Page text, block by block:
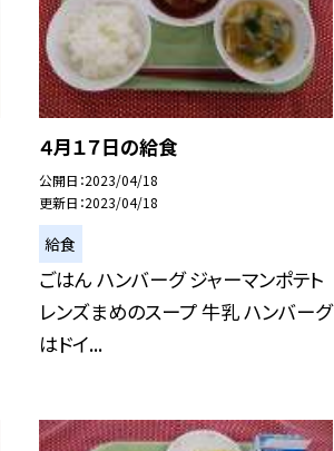
４月１７日の給食
公開日 2023/04/18
更新日 2023/04/18
給食
ごはん ハンバーグ ジャーマンポテト
レンズまめのスープ 牛乳 ハンバーグ
はドイ...